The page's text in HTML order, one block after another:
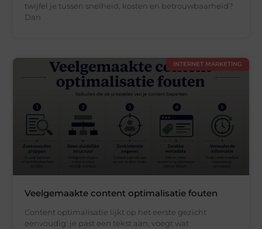
twijfel je tussen snelheid, kosten en betrouwbaarheid?
Dan
INTERNET MARKETING
Veelgemaakte content optimalisatie fouten
Content optimalisatie lijkt op het eerste gezicht
eenvoudig: je past een tekst aan, voegt wat